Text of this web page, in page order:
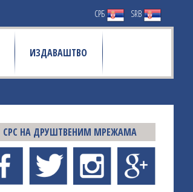
СРБ SRB
ИЗДАВАШТВО
СРС НА ДРУШТВЕНИМ МРЕЖАМА